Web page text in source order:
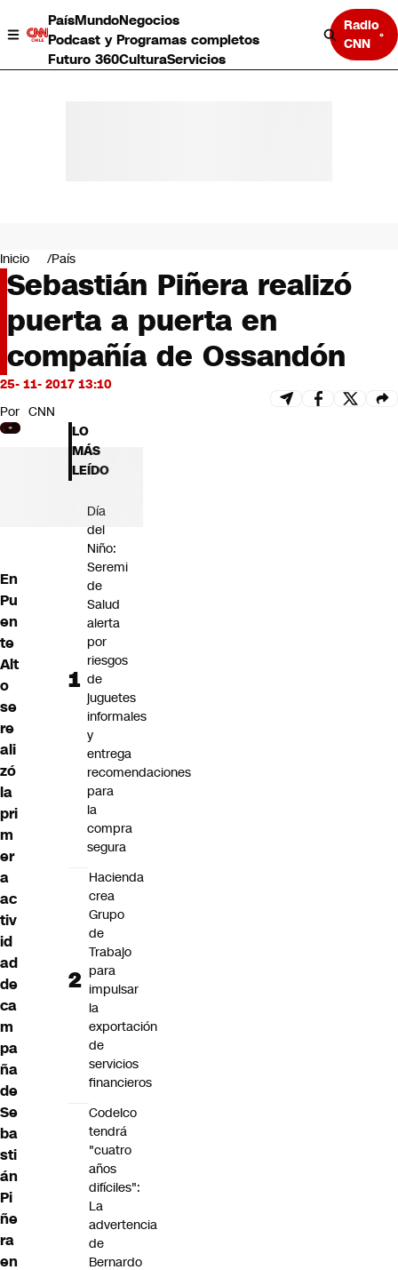
PaísMundoNegocios
Podcast y Programas completos
Futuro 360CulturaServicios
Radio
CNN
Negocios
Deportes
Programas completos
Cultura
Servicios
Bits
CNN Data
CNN tiempo
Futuro 360
Opinión
Inicio País
Sebastián Piñera realizó
puerta a puerta en
compañía de Ossandón
25- 11- 2017 13:10
Por CNN
En
Pu
en
te
Alt
o
se
re
ali
zó
la
pri
m
er
a
ac
tiv
id
ad
de
ca
m
pa
ña
de
Se
ba
sti
án
Pi
ñe
ra
en
LO
MÁS
LEÍDO
Día
del
Niño:
Seremi
de
Salud
alerta
por
riesgos
de
juguetes
informales
y
entrega
recomendaciones
para
la
compra
segura
Hacienda
crea
Grupo
de
Trabajo
para
impulsar
la
exportación
de
servicios
financieros
Codelco
tendrá
"cuatro
años
difíciles":
La
advertencia
de
Bernardo